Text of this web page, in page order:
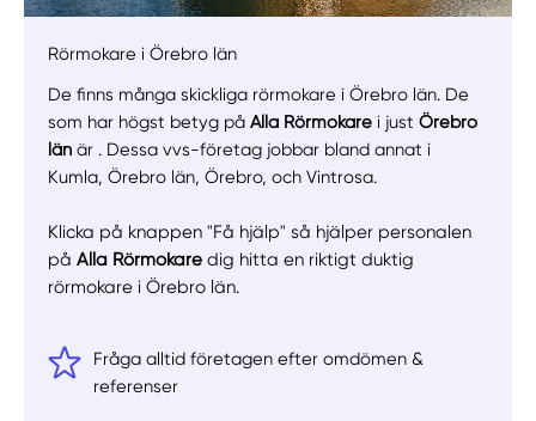
Rörmokare i Örebro län
De finns många skickliga rörmokare i Örebro län. De
som har högst betyg påAlla Rörmokare i just Örebro
län är . Dessa vvs-företag jobbar bland annat i
Kumla, Örebro län, Örebro, och Vintrosa.
Klicka på knappen "Få hjälp" så hjälper personalen
påAlla Rörmokare dig hitta en riktigt duktig
rörmokare i Örebro län.
Fråga alltid företagen efter omdömen &
referenser